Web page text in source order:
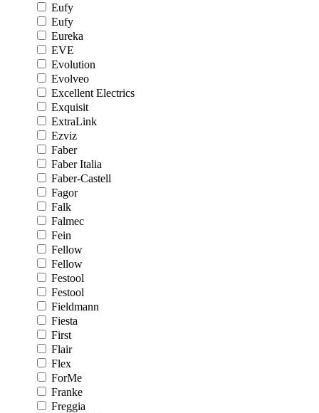
Eufy
Eufy
Eureka
EVE
Evolution
Evolveo
Excellent Electrics
Exquisit
ExtraLink
Ezviz
Faber
Faber Italia
Faber-Castell
Fagor
Falk
Falmec
Fein
Fellow
Fellow
Festool
Festool
Fieldmann
Fiesta
First
Flair
Flex
ForMe
Franke
Freggia